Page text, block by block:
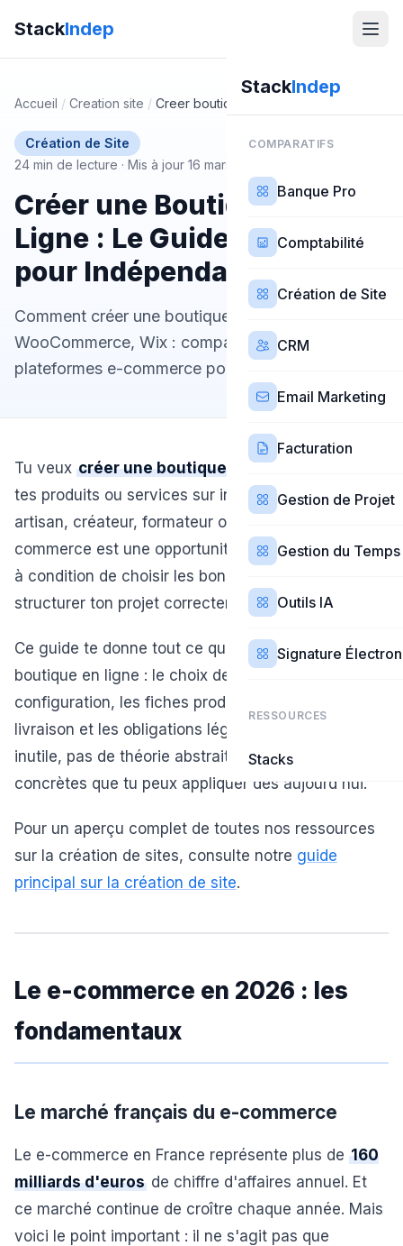
StackIndep
StackIndep
COMPARATIFS
Banque Pro
Comptabilité
Création de Site
CRM
Email Marketing
Facturation
Gestion de Projet
Gestion du Temps
Outils IA
Signature
RESSOURCES
Stacks
Accueil / Creation site / Creer boutique en ligne
Création de Site
24 min de lecture · Mis à jour 16 mars 2026
Créer une Boutique en
Ligne : Le Guide Complet
pour Indépendants et TPE
Comment créer une boutique en ligne ? Shopify,
WooCommerce, Wix : comparatif des meilleures
plateformes e-commerce pour se lancer en 2026.
Tu veux créer une boutique en ligne
tes produits ou services sur internet ? Que tu sois
artisan, créateur, formateur ou commerçant, le e-
commerce est une opportunité massive en 2026 —
à condition de choisir les bons outils et de
structurer ton projet correctement.
Ce guide te donne tout ce qu'il faut pour lancer ta
boutique en ligne : le choix de la plateforme, la
configuration, les fiches produits, le paiement, la
livraison et les obligations légales. Pas de jargon
inutile, pas de théorie abstraite — juste des actions
concrètes que tu peux appliquer dès aujourd'hui.
Pour un aperçu complet de toutes nos ressources
sur la création de sites, consulte notre guide
principal sur la création de site.
Le e-commerce en 2026 : les
fondamentaux
Le marché français du e-commerce
Le e-commerce en France représente plus de 160
milliards d'euros de chiffre d'affaires annuel. Et
ce marché continue de croître chaque année. Mais
voici le point important : il ne s'agit pas que